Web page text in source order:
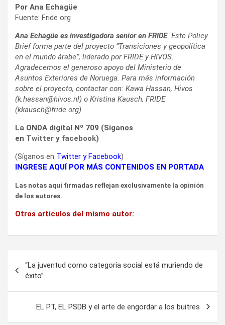
Por Ana Echagüe
Fuente: Fride org
Ana Echagüe es investigadora senior en FRIDE. Este Policy
Brief forma parte del proyecto “Transiciones y geopolítica
en el mundo árabe”, liderado por FRIDE y HIVOS.
Agradecemos el generoso apoyo del Ministerio de
Asuntos Exteriores de Noruega. Para más información
sobre el proyecto, contactar con: Kawa Hassan, Hivos
(k.hassan@hivos.nl) o Kristina Kausch, FRIDE
(kkausch@fride.org).
La ONDA digital Nº 709 (Síganos
en Twitter y facebook)
(Síganos en Twitter yFacebook)
INGRESE AQUÍ POR MÁS CONTENIDOS EN PORTADA
Las notas aquí firmadas reflejan exclusivamente la opinión
de los autores.
Otros artículos del mismo autor:
de
entradas
“La juventud como categoría social está muriendo de
éxito”
EL PT, EL PSDB y el arte de engordar a los buitres